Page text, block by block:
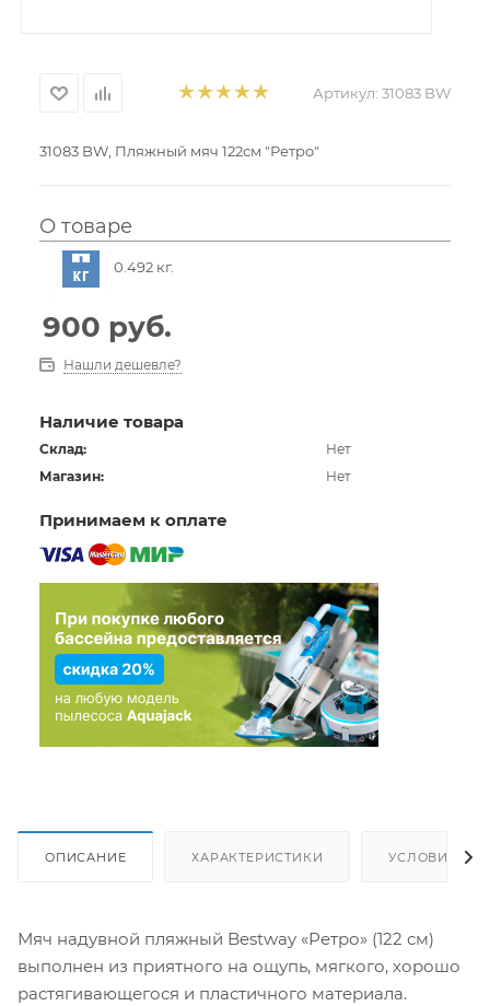
Артикул: 31083 BW
31083 BW, Пляжный мяч 122см "Ретро"
О товаре
0.492 кг.
900 руб.
Нашли дешевле?
Наличие товара
Склад:
Нет
Магазин:
Нет
Принимаем к оплате
ОПИСАНИЕ ХАРАКТЕРИСТИКИ УСЛОВИЯ
Мяч надувной пляжный Bestway «Ретро» (122 см)
выполнен из приятного на ощупь, мягкого, хорошо
растягивающегося и пластичного материала.